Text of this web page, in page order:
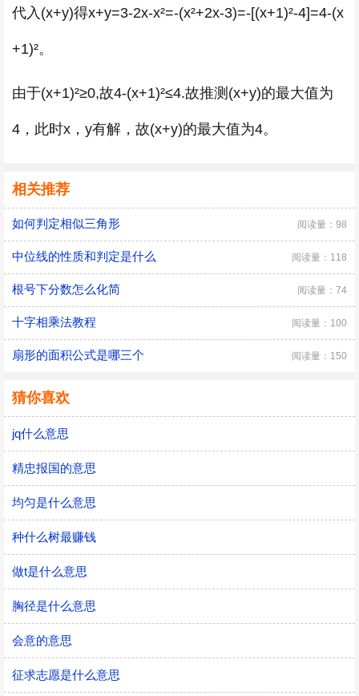
代入(x+y)得x+y=3-2x-x²=-(x²+2x-3)=-[(x+1)²-4]=4-(x
+1)²。
由于(x+1)²≥0,故4-(x+1)²≤4.故推测(x+y)的最大值为
4，此时x，y有解，故(x+y)的最大值为4。
相关推荐
如何判定相似三角形 阅读量：98
中位线的性质和判定是什么 阅读量：118
根号下分数怎么化简 阅读量：74
十字相乘法教程 阅读量：100
扇形的面积公式是哪三个 阅读量：150
猜你喜欢
jq什么意思
精忠报国的意思
均匀是什么意思
种什么树最赚钱
做t是什么意思
胸径是什么意思
会意的意思
征求志愿是什么意思